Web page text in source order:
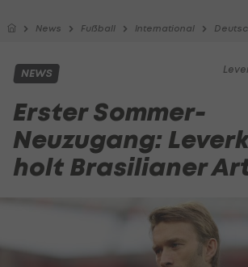
News Fußball International
NEWS
Erster Sommer-
Neuzugang:
holt Brasilianer